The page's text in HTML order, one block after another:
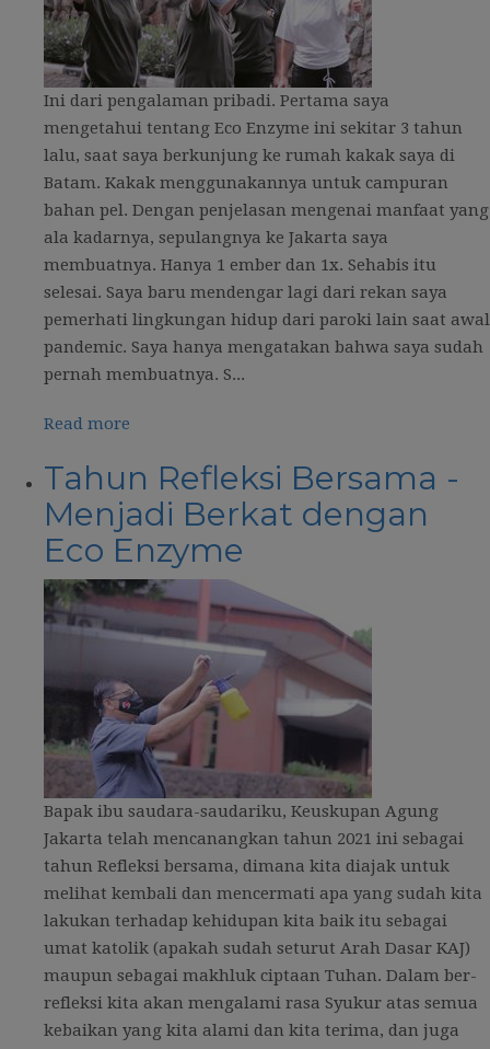
Ini dari pengalaman pribadi. Pertama saya
mengetahui tentang Eco Enzyme ini sekitar 3 tahun
lalu, saat saya berkunjung ke rumah kakak saya di
Batam. Kakak menggunakannya untuk campuran
bahan pel. Dengan penjelasan mengenai manfaat yang
ala kadarnya, sepulangnya ke Jakarta saya
membuatnya. Hanya 1 ember dan 1x. Sehabis itu
selesai. Saya baru mendengar lagi dari rekan saya
pemerhati lingkungan hidup dari paroki lain saat awal
pandemic. Saya hanya mengatakan bahwa saya sudah
pernah membuatnya. S...
Read more
Tahun Refleksi Bersama -
Menjadi Berkat dengan
Eco Enzyme
Bapak ibu saudara-saudariku, Keuskupan Agung
Jakarta telah mencanangkan tahun 2021 ini sebagai
tahun Refleksi bersama, dimana kita diajak untuk
melihat kembali dan mencermati apa yang sudah kita
lakukan terhadap kehidupan kita baik itu sebagai
umat katolik (apakah sudah seturut Arah Dasar KAJ)
maupun sebagai makhluk ciptaan Tuhan. Dalam ber-
refleksi kita akan mengalami rasa Syukur atas semua
kebaikan yang kita alami dan kita terima, dan juga